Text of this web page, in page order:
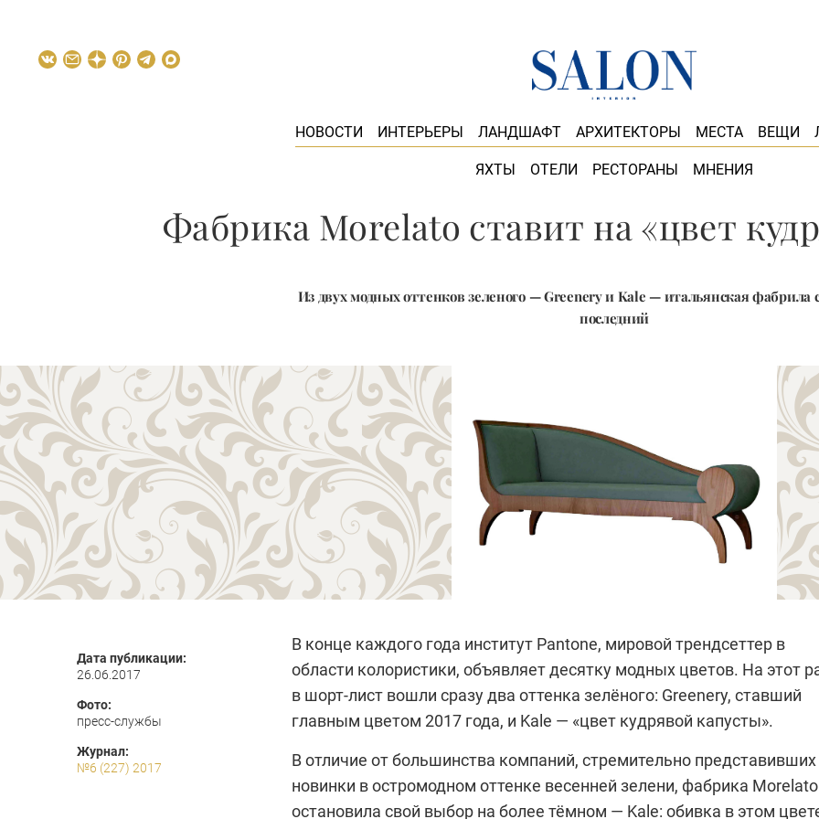
НОВОСТИ ИНТЕРЬЕРЫ ЛАНДШАФТ АРХИТЕКТОРЫ МЕСТА ВЕЩИ
ЯХТЫ ОТЕЛИ РЕСТОРАНЫ МНЕНИЯ
Фабрика Morelato ставит на «цвет
Из двух модных оттенков зеленого — Greenery и Kale — итальянская фабрила
последний
Дата публикации:
26.06.2017
Фото:
пресс-службы
Журнал:
№6 (227) 2017
В конце каждого года институт Pantone, мировой трендсеттер в
области колористики, объявляет десятку модных цветов. На этот
в шорт-лист вошли сразу два оттенка зелёного: Greenery, ставший
главным цветом 2017 года, и Kale — «цвет кудрявой капусты».
В отличие от большинства компаний, стремительно представивших
новинки в остромодном оттенке весенней зелени, фабрика Morelato
остановила свой выбор на более тёмном — Kale: обивка в этом